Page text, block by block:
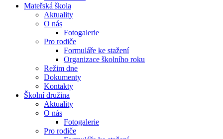
Mateřská škola
Aktuality
O nás
Fotogalerie
Pro rodiče
Formuláře ke stažení
Organizace školního roku
Režim dne
Dokumenty
Kontakty
Školní družina
Aktuality
O nás
Fotogalerie
Pro rodiče